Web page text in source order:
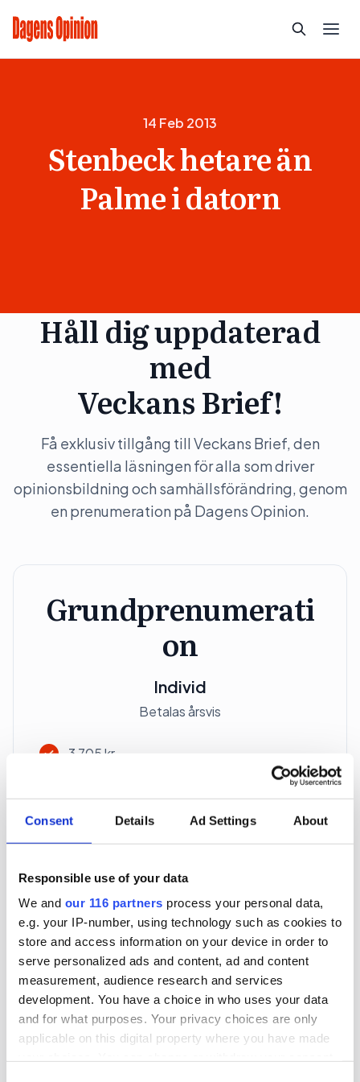
Consent Details Ad Settings About
Responsible use of your data
We and our 116 partners process your personal data,
e.g. your IP-number, using technology such as cookies to
store and access information on your device in order to
serve personalized ads and content, ad and content
measurement, audience research and services
development. You have a choice in who uses your data
and for what purposes. Your privacy choices are only
applicable on this digital property where you have made
14 Feb 2013
Stenbeck hetare än
Palme i datorn
Håll dig uppdaterad
med
Veckans Brief!
Få exklusiv tillgång till Veckans Brief, den
essentiella läsningen för alla som driver
opinionsbildning och samhällsförändring, genom
en prenumeration på Dagens Opinion.
Grundprenumerati
on
Individ
Betalas årsvis
3 705 kr
*Moms (6 %) ingår i alla priser.
Företagspaket